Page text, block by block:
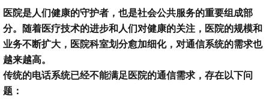
医院是人们健康的守护者，也是社会公共服务的重要组成部
分。随着医疗技术的进步和人们对健康的关注，医院的规模和
业务不断扩大，医院科室划分愈加细化，对通信系统的需求也
越来越高。
传统的电话系统已经不能满足医院的通信需求，存在以下问
题：